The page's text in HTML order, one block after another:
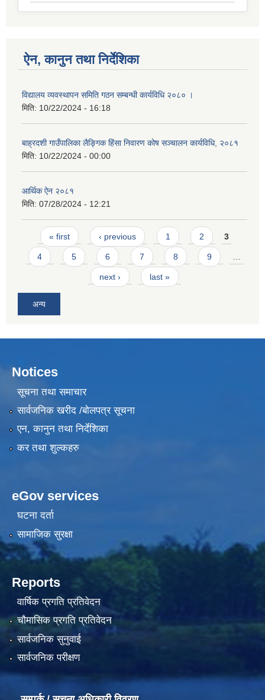
ऐन, कानुन तथा निर्देशिका
विद्यालय व्यवस्थापन समिति गठन सम्बन्धी कार्यविधि २०८० ।
मिति: 10/22/2024 - 16:18
बाह्रदशी गाउँपालिका लैङ्गिक हिंसा निवारण कोष सञ्चालन कार्यविधि, २०८१
मिति: 10/22/2024 - 00:00
आर्थिक ऐन २०८१
मिति: 07/28/2024 - 12:21
Pages
« first ‹ previous 1 2 3
4 5 6 7 8 9
next › last »
अन्य
Notices
सूचना तथा समाचार
सार्वजनिक खरीद /बोलपत्र सूचना
एन, कानुन तथा निर्देशिका
कर तथा शुल्कहरु
eGov services
घटना दर्ता
सामाजिक सुरक्षा
Reports
वार्षिक प्रगति प्रतिवेदन
चौमासिक प्रगति प्रतिवेदन
सार्वजनिक सुनुवाई
सार्वजनिक परीक्षण